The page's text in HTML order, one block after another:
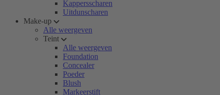
Kappersscharen
Uitdunscharen
Make-up
Alle weergeven
Teint
Alle weergeven
Foundation
Concealer
Poeder
Blush
Markeerstift